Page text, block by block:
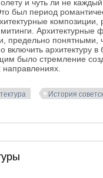
и чуть ли не
был период
Архитектурные
предельно понятными,
включить архитектуру
было стремление
История